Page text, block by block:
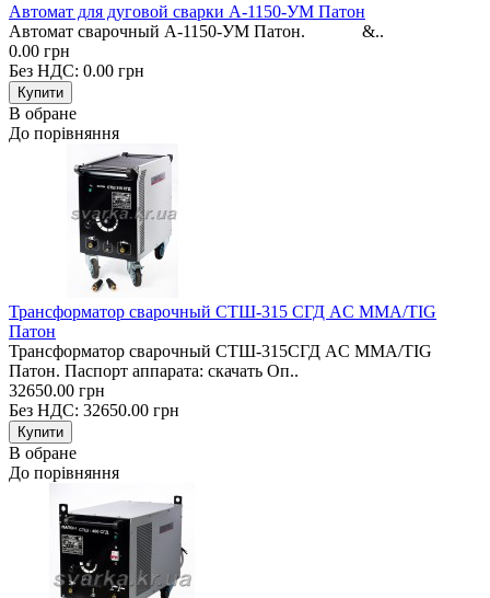
Автомат для дуговой сварки А-1150-УМ Патон
Автомат сварочный А-1150-УМ Патон. &..
0.00 грн
Без НДС: 0.00 грн
В обране
До порівняння
Трансформатор сварочный СТШ-315 СГД AC MMA/TIG
Патон
Трансформатор сварочный CТШ-315СГД AC MMA/TIG
Патон. Паспорт аппарата: скачать Оп..
32650.00 грн
Без НДС: 32650.00 грн
В обране
До порівняння